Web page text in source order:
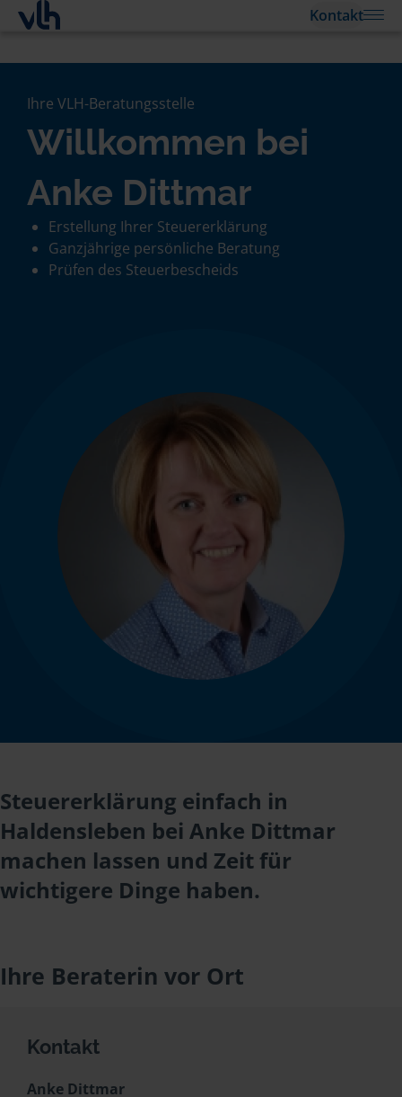
Kontakt
Ihre VLH-Beratungsstelle
Willkommen bei
Anke Dittmar
Erstellung Ihrer Steuererklärung
Ganzjährige persönliche Beratung
Prüfen des Steuerbescheids
Steuererklärung einfach in
Haldensleben bei Anke Dittmar
machen lassen und Zeit für
wichtigere Dinge haben.
Ihre Beraterin vor Ort
Kontakt
Anke Dittmar